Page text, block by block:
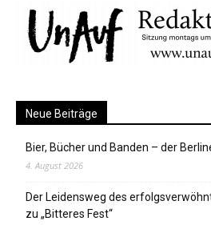
Neue Beiträge
Bier, Bücher und Banden – der
4. August 2026
Der Leidensweg des
zu „Bitteres Fest“